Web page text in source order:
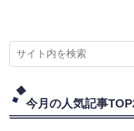
今月の人気記事